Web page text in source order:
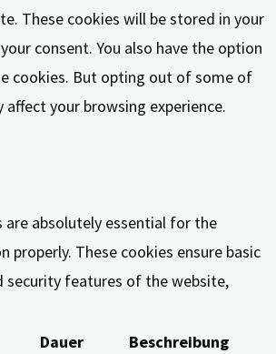
These cookies will be stored in your
consent. You also have the option
cookies. But opting out of some of
affect your browsing experience.
are absolutely essential for the
properly. These cookies ensure basic
security features of the website,
Dauer Beschreibung